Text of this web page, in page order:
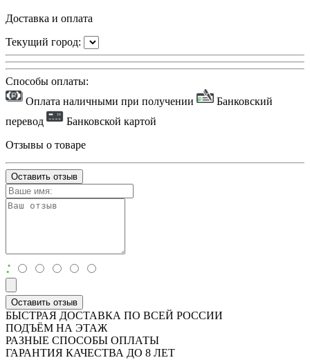
Доставка и оплата
Текущий город:
Способы оплаты:
Оплата наличными при получении
Банковский
перевод
Банковской картой
Отзывы о товаре
Оставить отзыв
:
Оставить отзыв
БЫСТРАЯ ДОСТАВКА ПО ВСЕЙ РОССИИ
ПОДЪЁМ НА ЭТАЖ
РАЗНЫЕ СПОСОБЫ ОПЛАТЫ
ГАРАНТИЯ КАЧЕСТВА ДО 8 ЛЕТ